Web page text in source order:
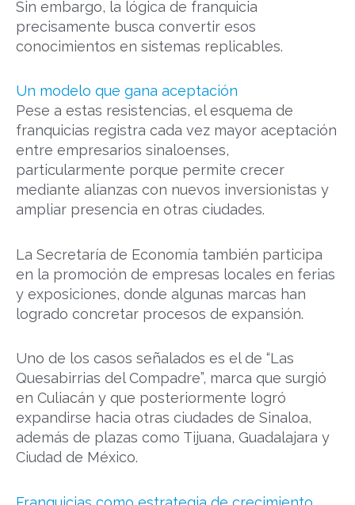
Sin embargo, la lógica de franquicia
precisamente busca convertir esos
conocimientos en sistemas replicables.
Un modelo que gana aceptación
Pese a estas resistencias, el esquema de
franquicias registra cada vez mayor aceptación
entre empresarios sinaloenses,
particularmente porque permite crecer
mediante alianzas con nuevos inversionistas y
ampliar presencia en otras ciudades.
La Secretaría de Economía también participa
en la promoción de empresas locales en ferias
y exposiciones, donde algunas marcas han
logrado concretar procesos de expansión.
Uno de los casos señalados es el de “Las
Quesabirrias del Compadre”, marca que surgió
en Culiacán y que posteriormente logró
expandirse hacia otras ciudades de Sinaloa,
además de plazas como Tijuana, Guadalajara y
Ciudad de México.